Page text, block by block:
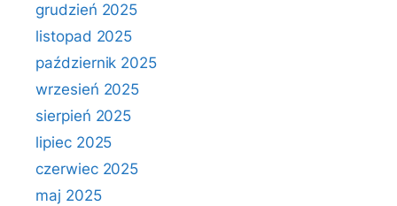
grudzień 2025
listopad 2025
październik 2025
wrzesień 2025
sierpień 2025
lipiec 2025
czerwiec 2025
maj 2025